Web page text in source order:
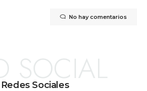
No hay comentarios
Redes Sociales
SOCIAL